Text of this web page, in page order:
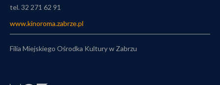
tel. 32 271 62 91
www.kinoroma.zabrze.pl
Filia Miejskiego Ośrodka Kultury w Zabrzu